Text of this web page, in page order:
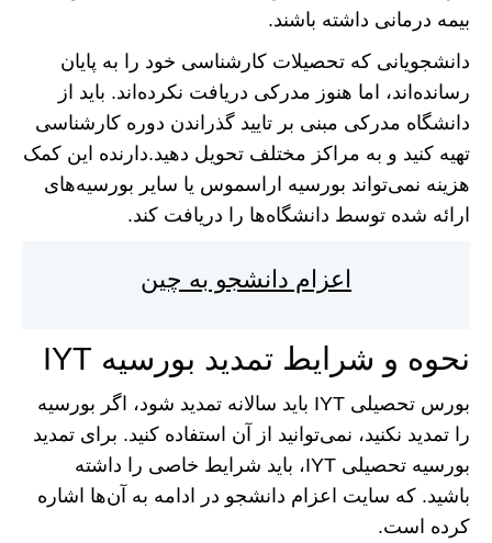
بیمه درمانی داشته باشند.
دانشجویانی که تحصیلات کارشناسی خود را به پایان
رسانده‌اند، اما هنوز مدرکی دریافت نکرده‌اند. باید از
دانشگاه مدرکی مبنی بر تایید گذراندن دوره کارشناسی
تهیه کنید و به مراکز مختلف تحویل دهید.دارنده این کمک
هزینه نمی‌تواند بورسیه اراسموس یا سایر بورسیه‌های
ارائه شده توسط دانشگاه‌ها را دریافت کند.
اعزام دانشجو به چین
نحوه و شرایط تمدید بورسیه IYT
بورس تحصیلی IYT باید سالانه تمدید شود، اگر بورسیه
را تمدید نکنید، نمی‌توانید از آن استفاده کنید. برای تمدید
بورسیه تحصیلی IYT، باید شرایط خاصی را داشته
باشید. که سایت اعزام دانشجو در ادامه به آن‌ها اشاره
کرده است.